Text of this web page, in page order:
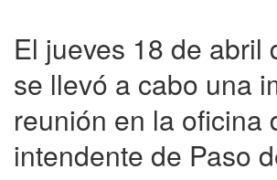
El jueves 18 de abril
se llevó a cabo una
reunión en la oficina
intendente de Paso